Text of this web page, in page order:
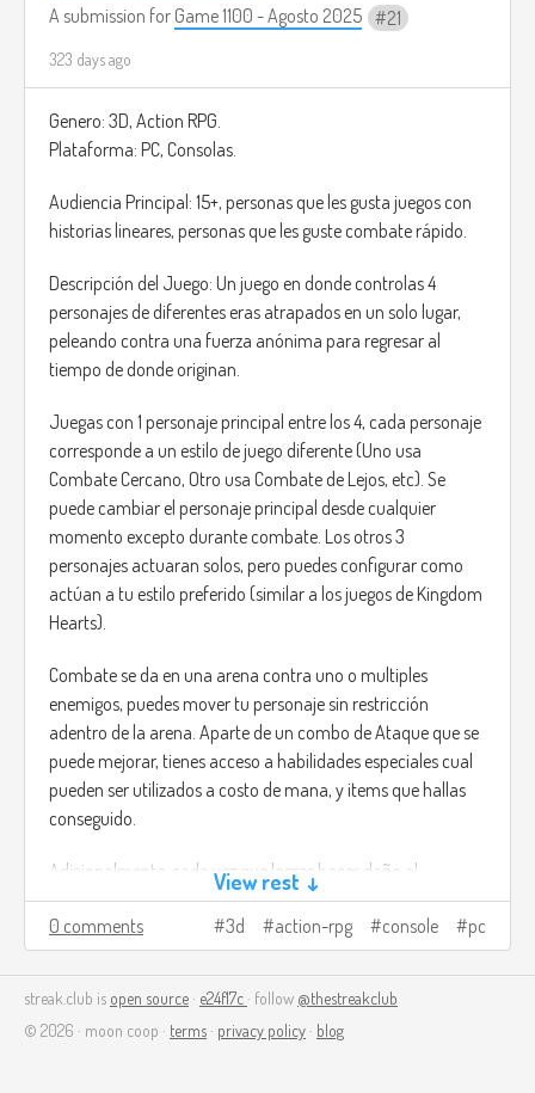
A submission for Game 1100 - Agosto 2025 21
323 days ago
Genero: 3D, Action RPG.
Plataforma: PC, Consolas.
Audiencia Principal: 15+, personas que les gusta juegos con
historias lineares, personas que les guste combate rápido.
Descripción del Juego: Un juego en donde controlas 4
personajes de diferentes eras atrapados en un solo lugar,
peleando contra una fuerza anónima para regresar al
tiempo de donde originan.
Juegas con 1 personaje principal entre los 4, cada personaje
corresponde a un estilo de juego diferente (Uno usa
Combate Cercano, Otro usa Combate de Lejos, etc). Se
puede cambiar el personaje principal desde cualquier
momento excepto durante combate. Los otros 3
personajes actuaran solos, pero puedes configurar como
actúan a tu estilo preferido (similar a los juegos de Kingdom
Hearts).
Combate se da en una arena contra uno o multiples
enemigos, puedes mover tu personaje sin restricción
adentro de la arena. Aparte de un combo de Ataque que se
puede mejorar, tienes acceso a habilidades especiales cual
pueden ser utilizados a costo de mana, y items que hallas
conseguido.
Adicionalmente, cada vez que logres hacer daño al
enemigo, aumentaras una barra especial, cual al llenar
podrás activar un "Modo de Coordinación" en donde
seleccionas a uno de tus otros 3 compañeros para atacar al
enemigo al mismo tiempo por una duración, esto te da un
bonus especifico dependiendo del personaje seleccionado.
View rest ↓
0 comments 3d action-rpg console pc
streak.club is open source · e24f17c · follow @thestreakclub
© 2026 · moon coop · terms · privacy policy · blog